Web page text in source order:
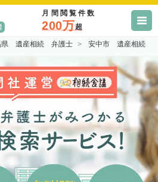
月間閲覧件数
200万超
県 遺産相続 弁護士 安中市 遺産相続